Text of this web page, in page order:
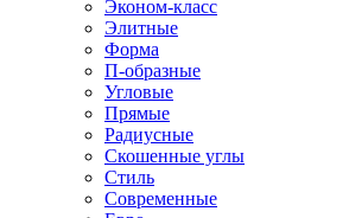
Эконом-класс
Элитные
Форма
П-образные
Угловые
Прямые
Радиусные
Скошенные углы
Стиль
Современные